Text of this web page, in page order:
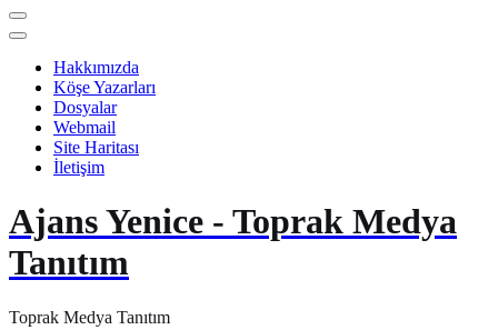
Hakkımızda
Köşe Yazarları
Dosyalar
Webmail
Site Haritası
İletişim
Ajans Yenice - Toprak Medya
Tanıtım
Toprak Medya Tanıtım